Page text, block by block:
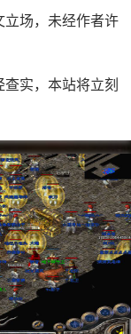
场，未经作者许
实，本站将立刻